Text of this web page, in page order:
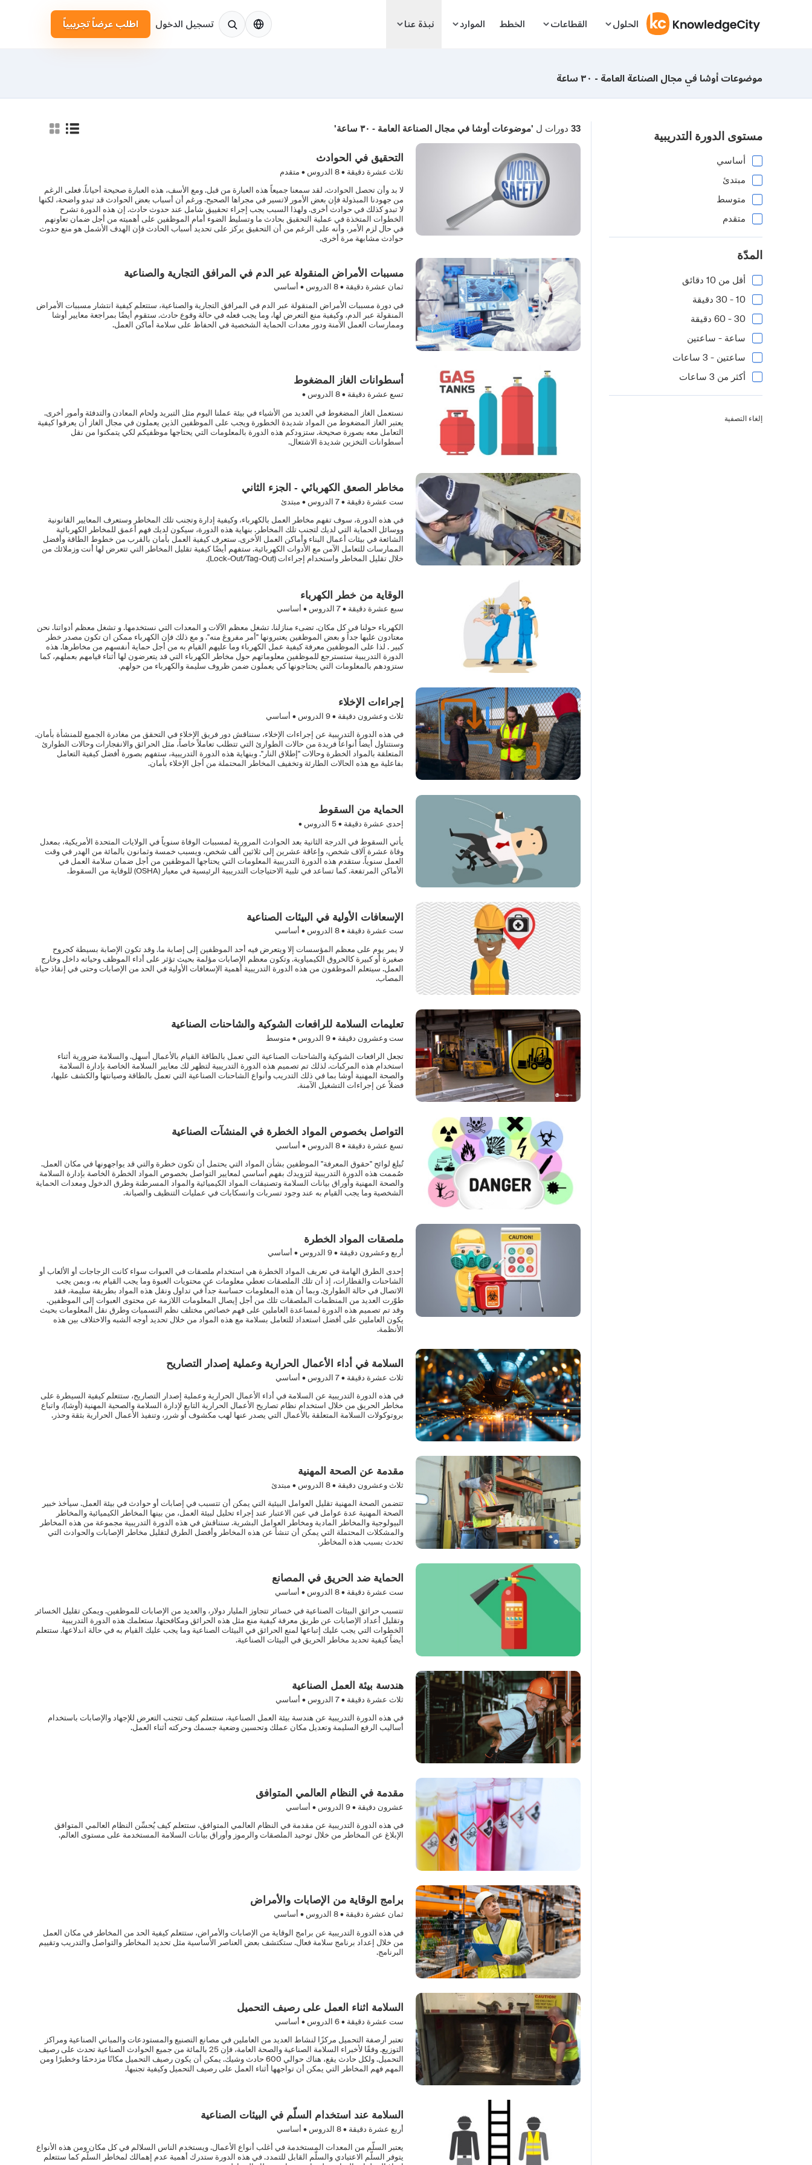
الحلول القطاعات الخطط الموارد نبذة عنا الإنجليزية تسجيل الدخول اطلب عرضاً تجريبياً
موضوعات أوشا في مجال الصناعة العامة - ٣٠ ساعة
مستوى الدورة التدريبية
أساسي
مبتدئ
متوسط
متقدم
المدّة
أقل من 10 دقائق
10 - 30 دقيقة
30 - 60 دقيقة
ساعة - ساعتين
ساعتين - 3 ساعات
أكثر من 3 ساعات
إلغاء التصفية
33 دورات ل 'موضوعات أوشا في مجال الصناعة العامة - ٣٠ ساعة'
التحقيق في الحوادث
ثلاث عشرة دقيقة •8الدروس • متقدم
لا بد وأن تحصل الحوادث. لقد سمعنا جميعاً هذه العبارة من قبل. ومع الأسف، هذه العبارة صحيحة أحياناً. فعلى الرغم
من جهودنا المبذولة فإن بعض الأمور لاتسير في مجراها الصحيح. ورغم أن أسباب بعض الحوادث قد تبدو واضحة، لكنها
لا تبدو كذلك في حوادث أخرى. ولهذا السبب يجب إجراء تحقييق شامل عند حدوث حادث. إن هذه الدورة تشرح
الخطوات المتخذة في عملية التحقيق بحادث ما وتسليط الضوء أمام الموظفين على أهميته من أجل ضمان تعاونهم
في حال لزم الأمر، وأنه على الرغم من أن التحقيق يركز على تحديد أسباب الحادث فإن الهدف الأشمل هو منع حدوث
حوادث مشابهة مرة أخرى.
مسببات الأمراض المنقولة عبر الدم في المرافق التجارية والصناعية
ثمان عشرة دقيقة •8الدروس • أساسي
في دورة مسببات الأمراض المنقولة عبر الدم في المرافق التجارية والصناعية، ستتعلم كيفية انتشار مسببات الأمراض
المنقولة عبر الدم، وكيفية منع التعرض لها، وما يجب فعله في حالة وقوع حادث. ستقوم أيضًا بمراجعة معايير أوشا
وممارسات العمل الآمنة ودور معدات الحماية الشخصية في الحفاظ على سلامة أماكن العمل.
أسطوانات الغاز المضغوط
تسع عشرة دقيقة •8الدروس •
نستعمل الغاز المضغوط في العديد من الأشياء في بيئة عملنا اليوم مثل التبريد ولحام المعادن والتدفئة وأمور أخرى.
يعتبر الغاز المضغوط من المواد شديدة الخطورة ويجب على الموظفين الذين يعملون في مجال الغاز أن يعرفوا كيفية
التعامل معه بصورة صحيحة. ستزودكم هذه الدورة بالمعلومات التي يحتاجها موظفيكم لكي يتمكنوا من نقل
أسطوانات التخزين شديدة الاشتعال.
مخاطر الصعق الكهربائي - الجزء الثاني
ست عشرة دقيقة •7الدروس • مبتدئ
في هذه الدورة، سوف تفهم مخاطر العمل بالكهرباء، وكيفية إدارة وتجنب تلك المخاطر وستعرف المعايير القانونية
ووسائل الحماية التي لديك لتجنب تلك المخاطر. بنهاية هذه الدورة، سيكون لديك فهم أعمق للمخاطر الكهربائية
الشائعة في بيئات أعمال البناء وأماكن العمل الأخرى. ستعرف كيفية العمل بأمان بالقرب من خطوط الطاقة وأفضل
الممارسات للتعامل الآمن مع الأدوات الكهربائية. ستفهم أيضًا كيفية تقليل المخاطر التي تتعرض لها أنت وزملائك من
خلال تقليل المخاطر واستخدام إجراءات (Lock-Out/Tag-Out).
الوقاية من خطر الكهرباء
سبع عشرة دقيقة •7الدروس • أساسي
الكهرباء حولنا في كل مكان. تضىء منازلنا. تشغل معظم الآلات و المعدات التي نستخدمها. و تشغل معظم أدواتنا. نحن
معتادون عليها جداً و بعض الموظفين يعتبرونها "أمر مفروغ منه". و مع ذلك فإن الكهرباء ممكن ان تكون مصدر خطر
كبير . لذا على الموظفين معرفة كيفية عمل الكهرباء وما عليهم القيام به من أجل حماية أنفسهم من مخاطرها. هذه
الدورة التدريبية ستسترجع للموظفين معلوماتهم حول مخاطر الكهرباء التي قد يتعرضون لها أثناء قيامهم بعملهم، كما
ستزودهم بالمعلومات التي يحتاجونها كي يعملون ضمن ظروف سليمة والكهرباء من حولهم.
إجراءات الإخلاء
ثلاث وعشرون دقيقة •9الدروس • أساسي
في هذه الدورة التدريبية عن إجراءات الإخلاء، سنناقش دور فريق الإخلاء في التحقق من مغادرة الجميع للمنشأة بأمان.
وسنتناول أيضاً أنواعاً فريدة من حالات الطوارئ التي تتطلب تعاملاً خاصاً، مثل الحرائق والانفجارات وحالات الطوارئ
المتعلقة بالمواد الخطرة وحالات "إطلاق النار". وبنهاية هذه الدورة التدريبية، ستفهم بصورة أفضل كيفية التعامل
بفاعلية مع هذه الحالات الطارئة وتخفيف المخاطر المحتملة من أجل الإخلاء بأمان.
الحماية من السقوط
إحدى عشرة دقيقة •5الدروس •
يأتي السقوط في الدرجة الثانية بعد الحوادث المرورية لمسببات الوفاة سنوياً في الولايات المتحدة الأمريكية، بمعدل
وفاة عشرة آلاف شخص، وإعاقة عشرين إلى ثلاثين ألف شخص، ويسبب خمسة وثمانون بالمائة من الهدر في وقت
العمل سنوياً. ستقدم هذه الدورة التدريبية المعلومات التي يحتاجها الموظفين من أجل ضمان سلامة العمل في
الأماكن المرتفعة. كما تساعد في تلبية الاحتياجات التدريبية الرئيسية في معيار (OSHA) للوقاية من السقوط.
الإسعافات الأولية في البيئات الصناعية
ست عشرة دقيقة •8الدروس • أساسي
لا يمر يوم على معظم المؤسسات إلا ويتعرض فيه أحد الموظفين إلى إصابة ما. وقد تكون الإصابة بسيطة كجروح
صغيرة أو كبيرة كالحروق الكيمياوية. وتكون معظم الإصابات مؤلمة بحيث تؤثر على أداء الموظف وحياته داخل وخارج
العمل. سيتعلم الموظفون من هذه الدورة التدريبية أهمية الإسعافات الأولية في الحد من الإصابات وحتى في إنقاذ حياة
المصاب.
تعليمات السلامة للرافعات الشوكية والشاحنات الصناعية
ست وعشرون دقيقة •9الدروس • متوسط
تجعل الرافعات الشوكية والشاحنات الصناعية التي تعمل بالطاقة القيام بالأعمال أسهل. والسلامة ضرورية أثناء
استخدام هذه المركبات. لذلك تم تصميم هذه الدورة التدريبية لتظهر لك معايير السلامة الخاصة بإدارة السلامة
والصحة المهنية أوشا بما في ذلك التدريب وأنواع الشاحنات الصناعية التي تعمل بالطاقة وصيانتها والكشف عليها،
فضلاً عن إجراءات التشغيل الآمنة.
التواصل بخصوص المواد الخطرة في المنشآت الصناعية
تسع عشرة دقيقة •8الدروس • أساسي
تُبلغ لوائح "حقوق المعرفة" الموظفين بشأن المواد التي يحتمل أن تكون خطرة والتي قد يواجهونها في مكان العمل.
صُممت هذه الدورة التدريبية لتزويدك بفهم أساسي لمعايير التواصل بخصوص المواد الخطرة الخاصة بإدارة السلامة
والصحة المهنية وأوراق بيانات السلامة وتصنيفات المواد الكيميائية والمواد المسرطنة وطرق الدخول ومعدات الحماية
الشخصية وما يجب القيام به عند وجود تسربات وانسكابات في عمليات التنظيف والصيانة.
ملصقات المواد الخطرة
أربع وعشرون دقيقة •9الدروس • أساسي
إحدى الطرق الهامة في تعريف المواد الخطرة هي استخدام ملصقات في العبوات سواء كانت الزجاجات أو الألعاب أو
الشاحنات والقطارات، إذ أن تلك الملصقات تعطي معلومات عن محتويات العبوة وما يجب القيام به، وبمن يجب
الاتصال في حالة الطوارئ. وبما أن هذه المعلومات حساسة جداً في تداول ونقل هذه المواد بطريقة سليمة، فقد
طوّرت العديد من المنظمات الملصقات تلك من أجل إيصال المعلومات اللازمة عن محتوى العبوات إلى الموظفين.
وقد تم تصميم هذه الدورة لمساعدة العاملين على فهم خصائص مختلف نظم التسميات وطرق نقل المعلومات بحيث
يكون العاملين على أفضل استعداد للتعامل بسلامة مع هذه المواد من خلال تحديد أوجه الشبه والاختلاف بين هذه
الأنظمة.
السلامة في أداء الأعمال الحرارية وعملية إصدار التصاريح
ثلاث عشرة دقيقة •7الدروس • أساسي
في هذه الدورة التدريبية عن السلامة في أداء الأعمال الحرارية وعملية إصدار التصاريح، ستتعلم كيفية السيطرة على
مخاطر الحريق من خلال استخدام نظام تصاريح الأعمال الحرارية التابع لإدارة السلامة والصحية المهنية (أوشا)، واتباع
بروتوكولات السلامة المتعلقة بالأعمال التي يصدر عنها لهب مكشوف أو شرر، وتنفيذ الأعمال الحرارية بثقة وحذر.
مقدمة عن الصحة المهنية
ثلاث وعشرون دقيقة •8الدروس • مبتدئ
تتضمن الصحة المهنية تقليل العوامل البيئية التي يمكن أن تتسبب في إصابات أو حوادث في بيئة العمل. سيأخذ خبير
الصحة المهنية عدة عوامل في عين الاعتبار عند إجراء تحليل لبيئة العمل، من بينها المخاطر الكيميائية والمخاطر
البيولوجية والمخاطر المادية ومخاطر العوامل البشرية. سنناقش في هذه الدورة التدريبية مجموعة من هذه المخاطر
والمشكلات المحتملة التي يمكن أن تنشأ عن هذه المخاطر وأفضل الطرق لتقليل مخاطر الإصابات والحوادث التي
تحدث بسبب هذه المخاطر.
الحماية ضد الحريق في المصانع
ست عشرة دقيقة •8الدروس • أساسي
تتسبب حرائق البيئات الصناعية في خسائر تتجاوز المليار دولار، والعديد من الإصابات للموظفين. ويمكن تقليل الخسائر
وتقليل أعداد الإصابات عن طريق معرفة كيفية منع مثل هذه الحرائق ومكافحتها. ستعلمك هذه الدورة التدريبية
الخطوات التي يجب عليك إتباعها لمنع الحرائق في البيئات الصناعية وما يجب عليك القيام به في حالة اندلاعها. ستتعلم
أيضاً كيفية تحديد مخاطر الحريق في البيئات الصناعية.
هندسة بيئة العمل الصناعية
ثلاث عشرة دقيقة •7الدروس • أساسي
في هذه الدورة التدريبية عن هندسة بيئة العمل الصناعية، ستتعلم كيف تتجنب التعرض للإجهاد والإصابات باستخدام
أساليب الرفع السليمة وتعديل مكان عملك وتحسين وضعية جسمك وحركته أثناء العمل.
مقدمة في النظام العالمي المتوافق
عشرون دقيقة •9الدروس • أساسي
في هذه الدورة التدريبية عن مقدمة في النظام العالمي المتوافق، ستتعلم كيف يُحسِّن النظام العالمي المتوافق
الإبلاغ عن المخاطر من خلال توحيد الملصقات والرموز وأوراق بيانات السلامة المستخدمة على مستوى العالم.
برامج الوقاية من الإصابات والأمراض
ثمان عشرة دقيقة •8الدروس • أساسي
في هذه الدورة التدريبية عن برامج الوقاية من الإصابات والأمراض، ستتعلم كيفية الحد من المخاطر في مكان العمل
من خلال إعداد برنامج سلامة فعال. ستكتشف بعض العناصر الأساسية مثل تحديد المخاطر والتواصل والتدريب وتقييم
البرنامج.
السلامة اثناء العمل على رصيف التحميل
ست عشرة دقيقة •6الدروس • أساسي
تعتبر أرصفة التحميل مركزًا لنشاط العديد من العاملين في مصانع التصنيع والمستودعات والمباني الصناعية ومراكز
التوزيع. وفقًا لأخبراء السلامة الصناعية والصحة العامة، فإن 25 بالمائة من جميع الحوادث الصناعية تحدث على رصيف
التحميل. ولكل حادث يقع، هناك حوالي 600 حادث وشيك. يمكن أن يكون رصيف التحميل مكانًا مزدحمًا وخطيرًا ومن
المهم فهم المخاطر التي يمكن أن تواجهها أثناء العمل على رصيف التحميل وكيفية تجنبها.
السلامة عند استخدام السلّم في البيئات الصناعية
أربع عشرة دقيقة •8الدروس • أساسي
يعتبر السلّم من المعدات المستخدمة في أغلب أنواع الأعمال. ويستخدم الناس السلالم في كل مكان ومن هذه الأنواع
يتوفر السلّم الاعتيادي والسلّم القابل للتمدد. في هذه الدورة ستدرك أهمية عدم إهمالك لمخاطر السلّم كما ستتعلم